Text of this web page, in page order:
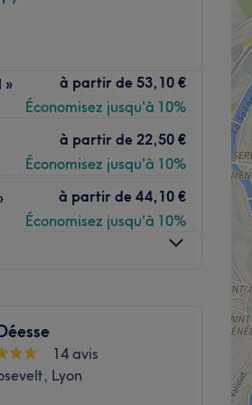
s’occupe des soins
et Bien-Être.
de soins du visage
hommes et pour
incontournable
les produits
L’Atelier de Cathy.
»
à partir de 53,10 €
Économisez jusqu'à 10%
à partir de 22,50 €
Économisez jusqu'à 10%
à partir de 44,10 €
Économisez jusqu'à 10%
14 avis
Lyon